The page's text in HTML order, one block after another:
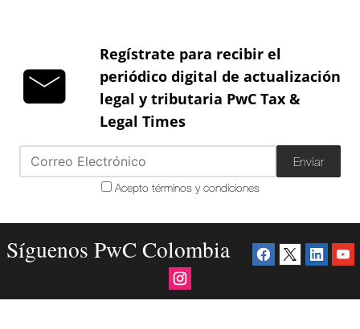
Regístrate para recibir el
periódico digital de actualización
legal y tributaria PwC Tax &
Legal Times
Enviar
Acepto términos y condiciones
Síguenos PwC Colombia